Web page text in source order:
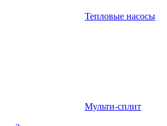
Тепловые насосы
Мульти-сплит